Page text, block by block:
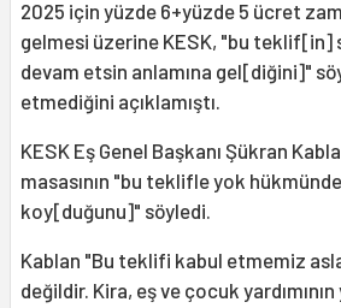
2025 için yüzde 6+yüzde 5 ücret
gelmesi üzerine KESK, "bu
devam etsin anlamına gel[diğini]"
etmediğini açıklamıştı.
KESK Eş Genel Başkanı Şükran
masasının "bu teklifle yok
koy[duğunu]" söyledi.
Kablan "Bu teklifi kabul etmemiz
değildir. Kira, eş ve çocuk yardımının